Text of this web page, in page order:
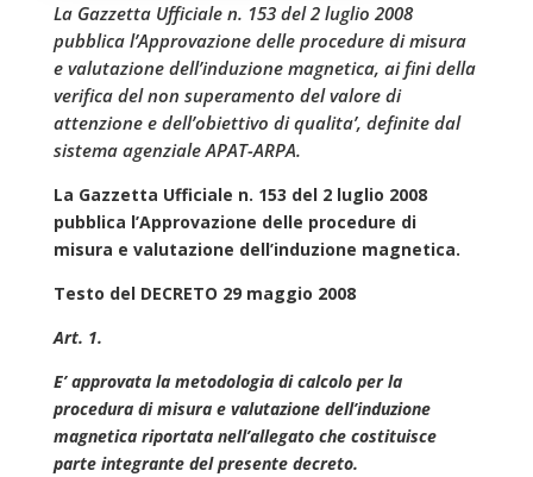
La Gazzetta Ufficiale n. 153 del 2 luglio 2008
pubblica l’Approvazione delle procedure di misura
e valutazione dell’induzione magnetica, ai fini della
verifica del non superamento del valore di
attenzione e dell’obiettivo di qualita’, definite dal
sistema agenziale APAT-ARPA.
La Gazzetta Ufficiale n. 153 del 2 luglio 2008
pubblica l’Approvazione delle procedure di
misura e valutazione dell’induzione magnetica.
Testo del DECRETO 29 maggio 2008
Art. 1.
E’ approvata la metodologia di calcolo per la
procedura di misura e valutazione dell’induzione
magnetica riportata nell’allegato che costituisce
parte integrante del presente decreto.